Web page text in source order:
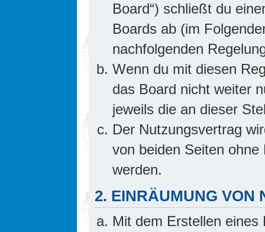
Board“) schließt du
Boards ab (im
nachfolgenden
Wenn du mit diesen
das Board nicht weiter
jeweils die an dieser
Der Nutzungsvertrag
von beiden Seiten
werden.
2. EINRÄUMUNG VON
Mit dem Erstellen